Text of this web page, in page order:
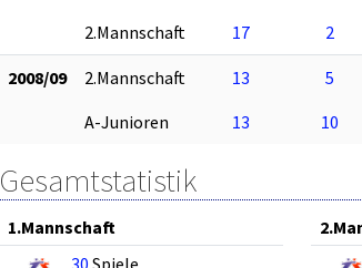
2.Mannschaft
17 2
2008/09 2.Mannschaft 13 5
A-Junioren
13 10
Gesamtstatistik
1.Mannschaft
30 Spiele